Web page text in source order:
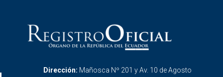
Dirección: Mañosca Nº 201 y Av. 10 de Agosto